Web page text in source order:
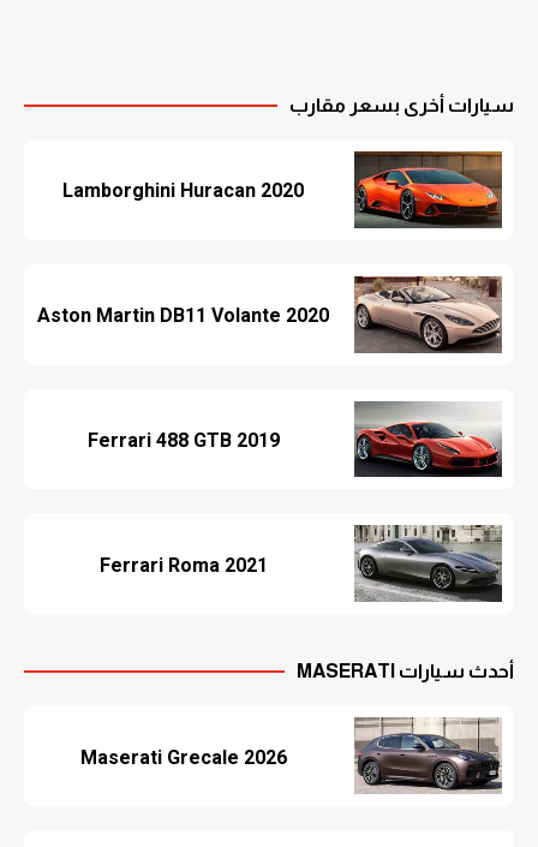
سيارات أخرى بسعر مقارب
Lamborghini Huracan 2020
Aston Martin DB11 Volante 2020
Ferrari 488 GTB 2019
Ferrari Roma 2021
أحدث سيارات MASERATI
Maserati Grecale 2026